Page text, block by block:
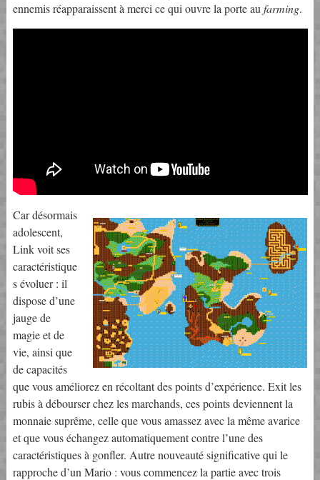
ennemis réapparaissent à merci ce qui ouvre la porte aufarming.
Car désormais
adolescent,
Link voit ses
caractéristique
s évoluer : il
dispose d’une
jauge de
magie et de
vie, ainsi que
de capacités
que vous améliorez en récoltant des points d’expérience. Exit les
rubis à débourser chez les marchands, ces points deviennent la
monnaie suprême, celle que vous amassez avec la même avarice
et que vous échangez automatiquement contre l’une des
caractéristiques à gonfler. Autre nouveauté significative qui le
rapproche d’un Mario : vous commencez la partie avec trois